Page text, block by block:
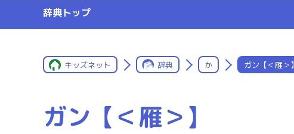
辞典トップ
キッズネット 辞典 か ガン【＜雁＞】
ガン【＜雁＞】